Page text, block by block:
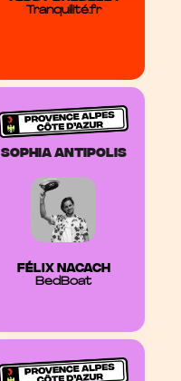
Tranquilité.fr
sophia antipolis
FÉLIX NACACH
BedBoat